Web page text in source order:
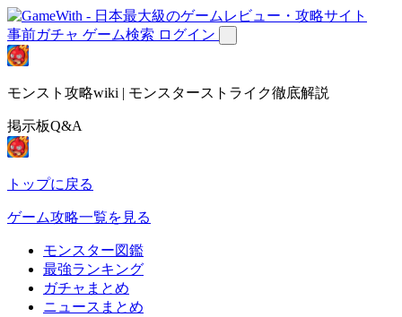
事前ガチャ ゲーム検索 ログイン
モンスト攻略wiki | モンスターストライク徹底解説
掲示板Q&A
トップに戻る
ゲーム攻略一覧を見る
モンスター図鑑
最強ランキング
ガチャまとめ
ニュースまとめ